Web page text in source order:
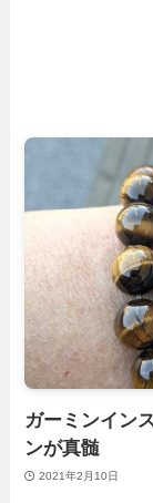
ガーミンイン
ンが真髄
2021年2月10日